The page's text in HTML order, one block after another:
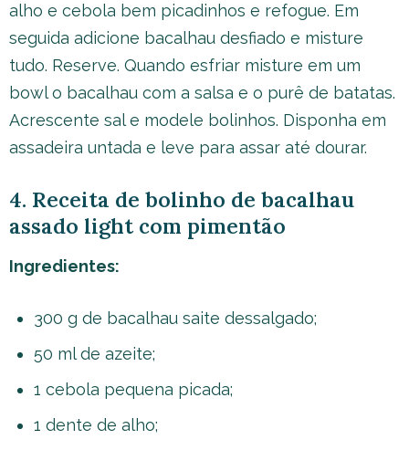
alho e cebola bem picadinhos e refogue. Em
seguida adicione bacalhau desfiado e misture
tudo. Reserve. Quando esfriar misture em um
bowl o bacalhau com a salsa e o purê de batatas.
Acrescente sal e modele bolinhos. Disponha em
assadeira untada e leve para assar até dourar.
4. Receita de bolinho de bacalhau
assado light com pimentão
Ingredientes:
300 g de bacalhau saite dessalgado;
50 ml de azeite;
1 cebola pequena picada;
1 dente de alho;